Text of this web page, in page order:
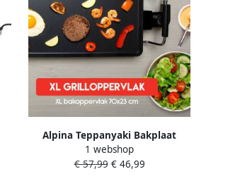
Alpina Teppanyaki Bakplaat
2000W Gourmet Grillplaat XL
Tafelgrill met Instelbare
1 webshop
€ 57,99€ 46,99